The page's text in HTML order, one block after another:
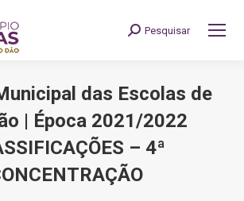
Search:
Pesquisar
das Escolas de
| Época 2021/2022
– 4ª